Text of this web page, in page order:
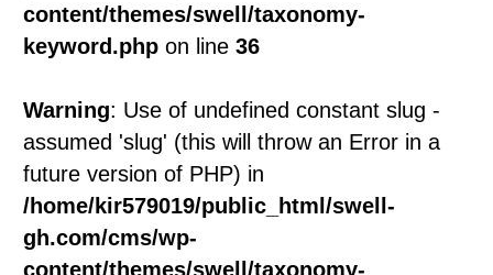
content/themes/swell/taxonomy-
keyword.phpon line 36
Warning: Use of undefined constant slug -
assumed 'slug' (this will throw an Error in a
future version of PHP) in
/home/kir579019/public_html/swell-
gh.com/cms/wp-
content/themes/swell/taxonomy-